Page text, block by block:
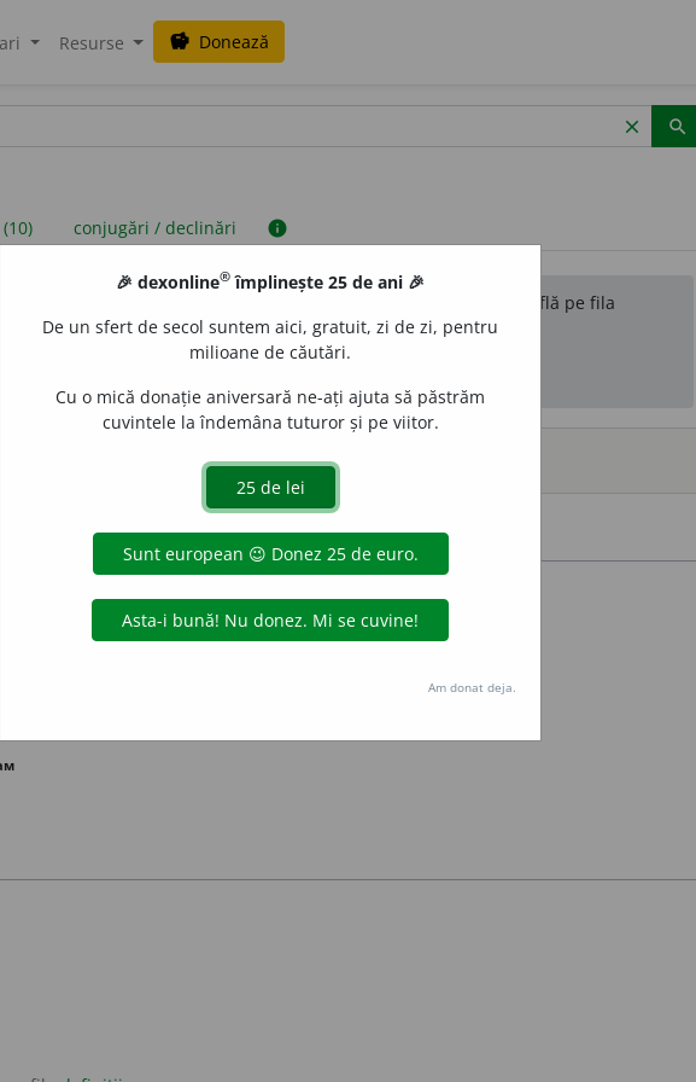
Resurse savings Donează
clear search
conjugări / declinări info
sunt compilate de echipa dexonline. Definițiile originale se află pe fila
reordona filele pe pagina depreferințe.
surse
🎉 dexonline® împlinește 25 de ani 🎉
De un sfert de secol suntem aici, gratuit, zi de zi, pentru
milioane de căutări.
Cu o mică donație aniversară ne-ați ajuta să păstrăm
cuvintele la îndemâna tuturor și pe viitor.
Am donat deja.